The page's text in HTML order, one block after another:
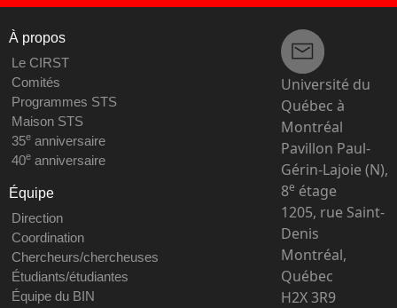
À propos
Le CIRST
Comités
Programmes STS
Maison STS
35eanniversaire
40eanniversaire
Équipe
Direction
Coordination
Chercheurs/chercheuses
Étudiants/étudiantes
Équipe du BIN
Université du
Québec à
Montréal
Pavillon Paul-
Gérin-Lajoie (N),
8e étage
1205, rue Saint-
Denis
Montréal,
Québec
H2X 3R9